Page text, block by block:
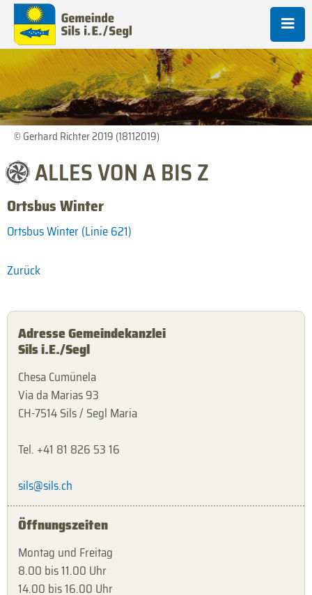
© Gerhard Richter 2019 (18112019)
ALLES VON A BIS Z
Ortsbus Winter
Ortsbus Winter (Linie 621)
Zurück
Adresse Gemeindekanzlei
Sils i.E./Segl
Chesa Cumünela
Via da Marias 93
CH-7514 Sils / Segl Maria
Tel. +41 81 826 53 16
sils@sils.ch
Öffnungszeiten
Montag und Freitag
8.00 bis 11.00 Uhr
14.00 bis 16.00 Uhr